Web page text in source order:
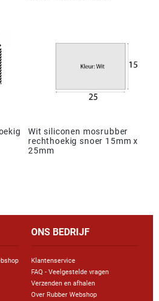
Wit siliconen mosrubber
rechthoekig snoer 15mm x
25mm
ONS BEDRIJF
Klantenservice
FAQ - Veelgestelde vragen
Verzenden en afhalen
Over Rubber Webshop